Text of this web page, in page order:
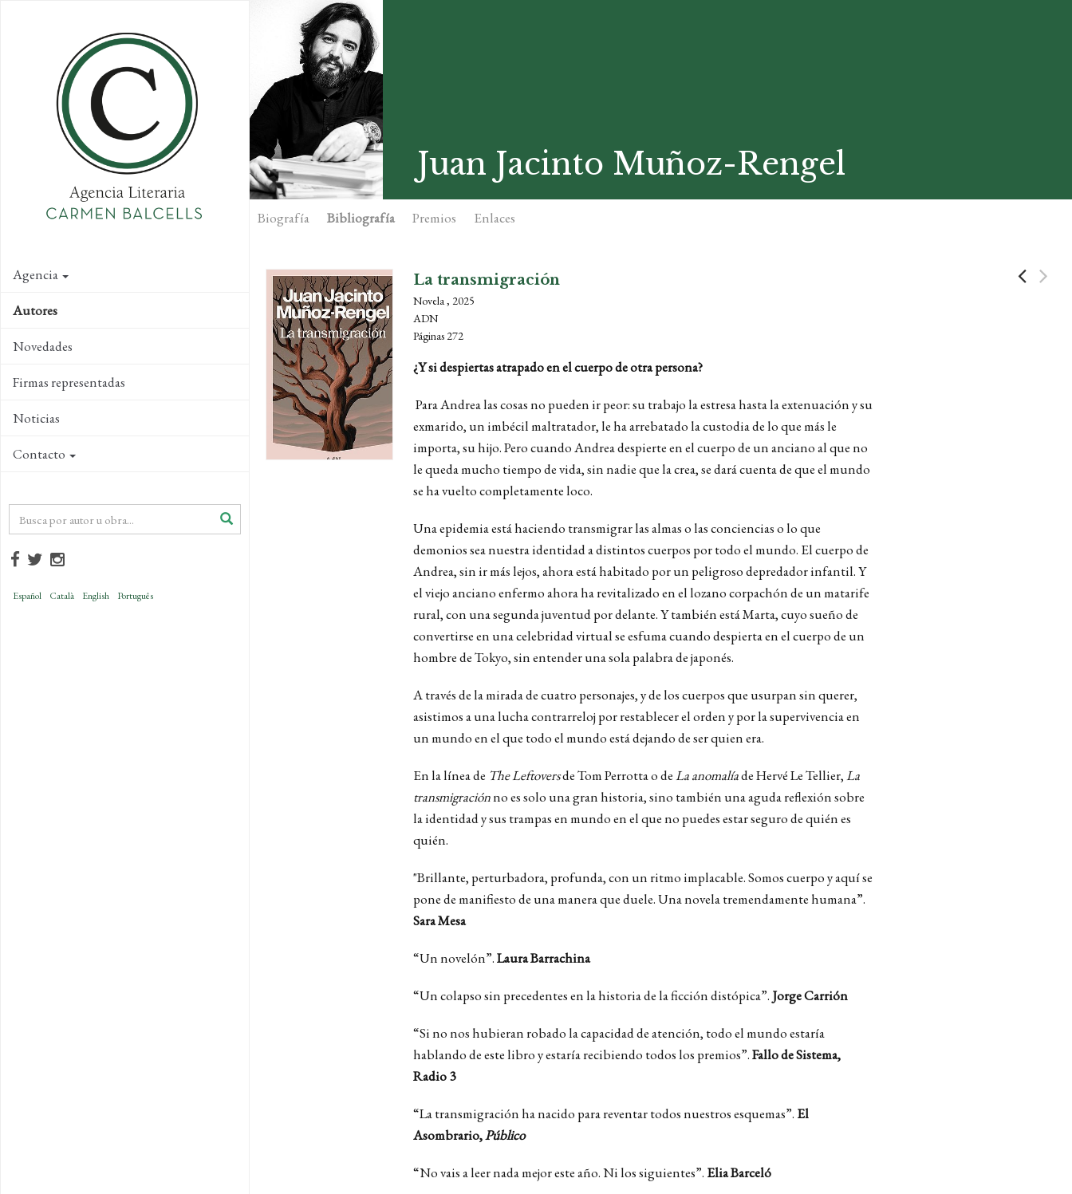
Agencia
Autores
Novedades
Firmas representadas
Noticias
Contacto
Español Català English Português
Juan Jacinto Muñoz-Rengel
Biografía Bibliografía Premios Enlaces
La transmigración
Novela , 2025
ADN
Páginas 272
¿Y si despiertas atrapado en el cuerpo de otra persona?
Para Andrea las cosas no pueden ir peor: su trabajo la estresa hasta la extenuación y su
exmarido, un imbécil maltratador, le ha arrebatado la custodia de lo que más le
importa, su hijo. Pero cuando Andrea despierte en el cuerpo de un anciano al que no
le queda mucho tiempo de vida, sin nadie que la crea, se dará cuenta de que el mundo
se ha vuelto completamente loco.
Una epidemia está haciendo transmigrar las almas o las conciencias o lo que
demonios sea nuestra identidad a distintos cuerpos por todo el mundo. El cuerpo de
Andrea, sin ir más lejos, ahora está habitado por un peligroso depredador infantil. Y
el viejo anciano enfermo ahora ha revitalizado en el lozano corpachón de un matarife
rural, con una segunda juventud por delante. Y también está Marta, cuyo sueño de
convertirse en una celebridad virtual se esfuma cuando despierta en el cuerpo de un
hombre de Tokyo, sin entender una sola palabra de japonés.
A través de la mirada de cuatro personajes, y de los cuerpos que usurpan sin querer,
asistimos a una lucha contrarreloj por restablecer el orden y por la supervivencia en
un mundo en el que todo el mundo está dejando de ser quien era.
En la línea de The Leftoversde Tom Perrotta o deLa anomalíade Hervé Le Tellier,La
transmigraciónno es solo una gran historia, sino también una aguda reflexión sobre
la identidad y sus trampas en mundo en el que no puedes estar seguro de quién es
quién.
"Brillante, perturbadora, profunda, con un ritmo implacable. Somos cuerpo y aquí se
pone de manifiesto de una manera que duele. Una novela tremendamente humana”.
Sara Mesa
“Un novelón”.Laura Barrachina
“Un colapso sin precedentes en la historia de la ficción distópica”. Jorge Carrión
“Si no nos hubieran robado la capacidad de atención, todo el mundo estaría
hablando de este libro y estaría recibiendo todos los premios”.Fallo de Sistema,
Radio 3
“La transmigración ha nacido para reventar todos nuestros esquemas”. El
Asombrario,Público
“No vais a leer nada mejor este año. Ni los siguientes”. Elia Barceló